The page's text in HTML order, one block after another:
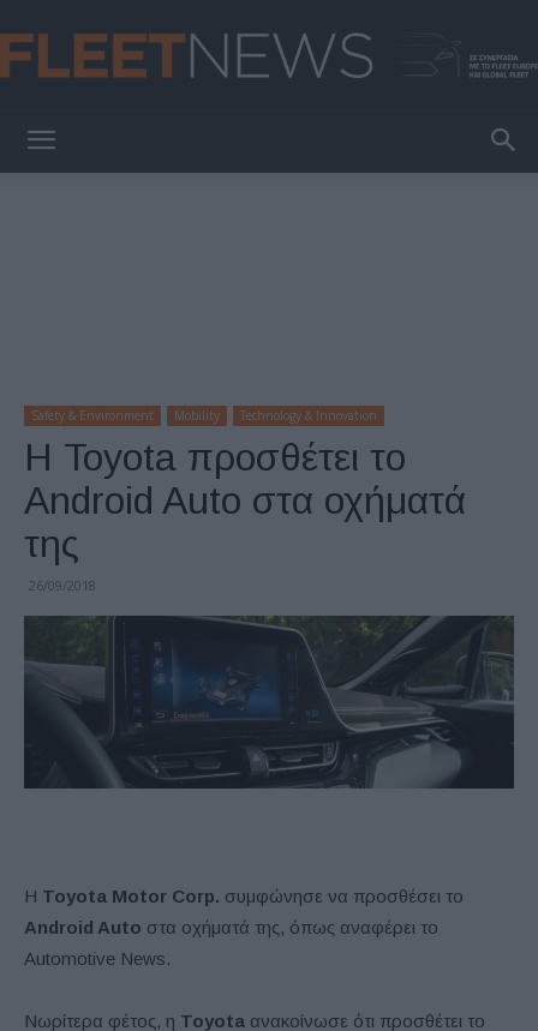
Safety & Environment Mobility Technology & Innovation
Η Toyota προσθέτει το
Android Auto στα οχήματά
της
26/09/2018
Η Toyota Motor Corp. συμφώνησε να προσθέσει το
Android Auto στα οχήματά της, όπως αναφέρει το
Automotive News.
Νωρίτερα φέτος, η Toyota ανακοίνωσε ότι προσθέτει το